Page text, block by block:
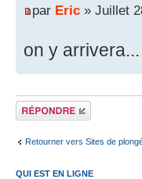
par Eric » Juillet
on y arrivera...
Répondre
Retourner vers Sites de
QUI EST EN LIGNE